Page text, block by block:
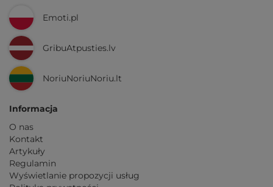
Emoti.pl
GribuAtpusties.lv
NoriuNoriuNoriu.lt
Informacja
O nas
Kontakt
Artykuły
Regulamin
Wyświetlanie propozycji usług